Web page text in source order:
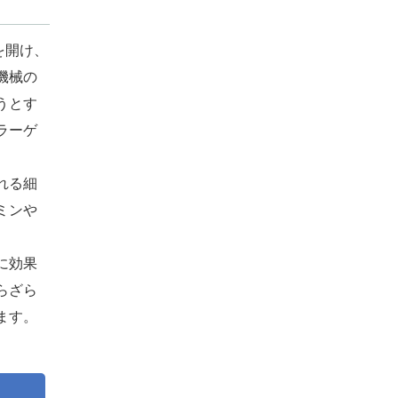
け、
械の
とす
ーゲ
る細
ンや
効果
ざら
。